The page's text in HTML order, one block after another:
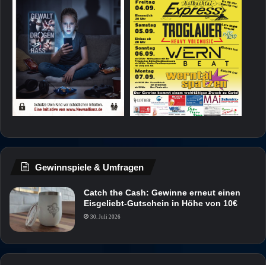
Gewinnspiele & Umfragen
Catch the Cash: Gewinne erneut einen
Eisgeliebt-Gutschein in Höhe von 10€
30. Juli 2026